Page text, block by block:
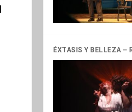
ÉXTASIS Y BELLEZA –